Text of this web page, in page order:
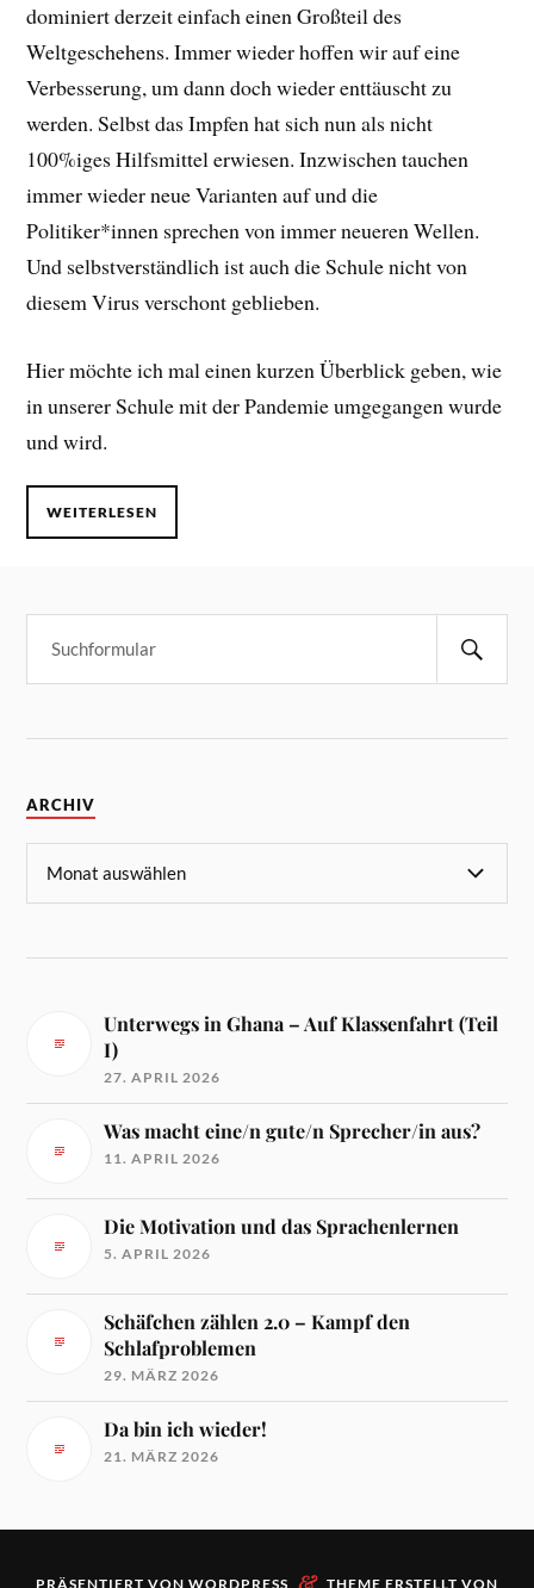
dominiert derzeit einfach einen Großteil des
Weltgeschehens. Immer wieder hoffen wir auf eine
Verbesserung, um dann doch wieder enttäuscht zu
werden. Selbst das Impfen hat sich nun als nicht
100%iges Hilfsmittel erwiesen. Inzwischen tauchen
immer wieder neue Varianten auf und die
Politiker*innen sprechen von immer neueren Wellen.
Und selbstverständlich ist auch die Schule nicht von
diesem Virus verschont geblieben.
Hier möchte ich mal einen kurzen Überblick geben, wie
in unserer Schule mit der Pandemie umgegangen wurde
und wird.
WEITERLESEN
ARCHIV
Unterwegs in Ghana – Auf Klassenfahrt (Teil
I)
27. APRIL 2026
Was macht eine/n gute/n Sprecher/in aus?
11. APRIL 2026
Die Motivation und das Sprachenlernen
5. APRIL 2026
Schäfchen zählen 2.0 – Kampf den
Schlafproblemen
29. MÄRZ 2026
Da bin ich wieder!
21. MÄRZ 2026
PRÄSENTIERT VON WORDPRESS THEME ERSTELLT VON